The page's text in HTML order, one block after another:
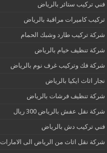
فني تركيب ستائر بالرياض
تركيب كاميرات مراقبة بالرياض
شركة تركيب طارد وشبك الحمام
شركة تنظيف خيام بالرياض
شركة فك وتركيب غرف نوم بالرياض
نجار اثاث ايكيا بالرياض
شركة تنظيف فرشات بالرياض
شركة نقل عفش بالرياض 300 ريال
فني تركيب دش بالرياض
شركة نقل اثاث من الرياض الى الامارات